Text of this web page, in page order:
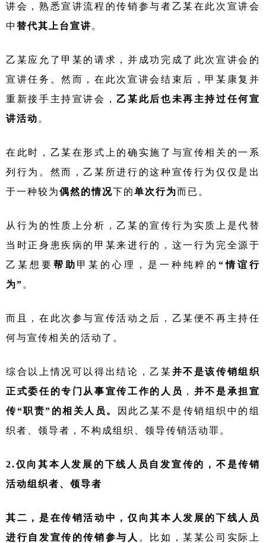
讲会，熟悉宣讲流程的传销参与者乙某在此次宣讲会
中 替代其上台宣讲。
乙某应允了甲某的请求，并成功完成了此次宣讲会的
宣讲任务。然而，在此次宣讲会结束后，甲某康复并
重新接手主持宣讲会，乙某此后也未再主持过任何宣
讲活动 。
在此时，乙某在形式上的确实施了与宣传相关的一系
列行为。然而，乙某所进行的这种宣传行为仅仅是出
于一种较为偶然的情况下的单次行为而已。
从行为的性质上分析，乙某的宣传行为实质上是代替
当时正身患疾病的甲某来进行的，这一行为完全源于
乙某想要 帮助 甲某的心理，是一种纯粹的“情谊行
为” 。
而且，在此次参与宣传活动之后，乙某便不再主持任
何与宣传相关的活动了。
综合以上情况可以得出结论，乙某并不是该传销组织
正式委任的专门从事宣传工作的人员 ， 并不是承担宣
传“职责”的相关人员。
因此乙某不是传销组织中的组
织者、领导者，不构成组织、领导传销活动罪。
2.仅向其本人发展的下线人员自发宣传的，不是传销
活动组织者、领导者
其二，是在传销活动中，仅向其本人发展的下线人员
进行自发宣传的传销参与人 。比如，某某公司实际上